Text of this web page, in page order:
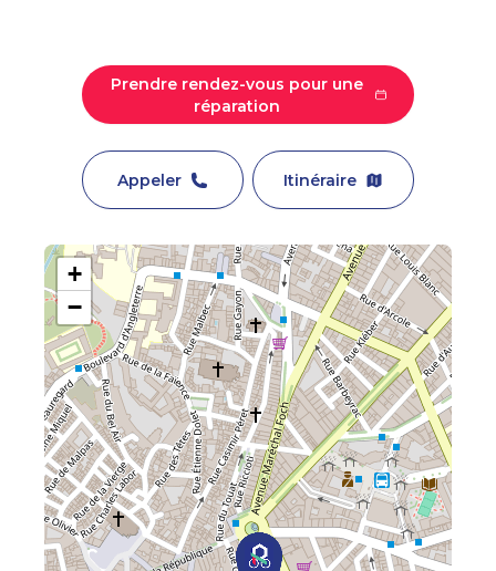
Prendre rendez-vous pour une
réparation
Appeler Itinéraire
+
−